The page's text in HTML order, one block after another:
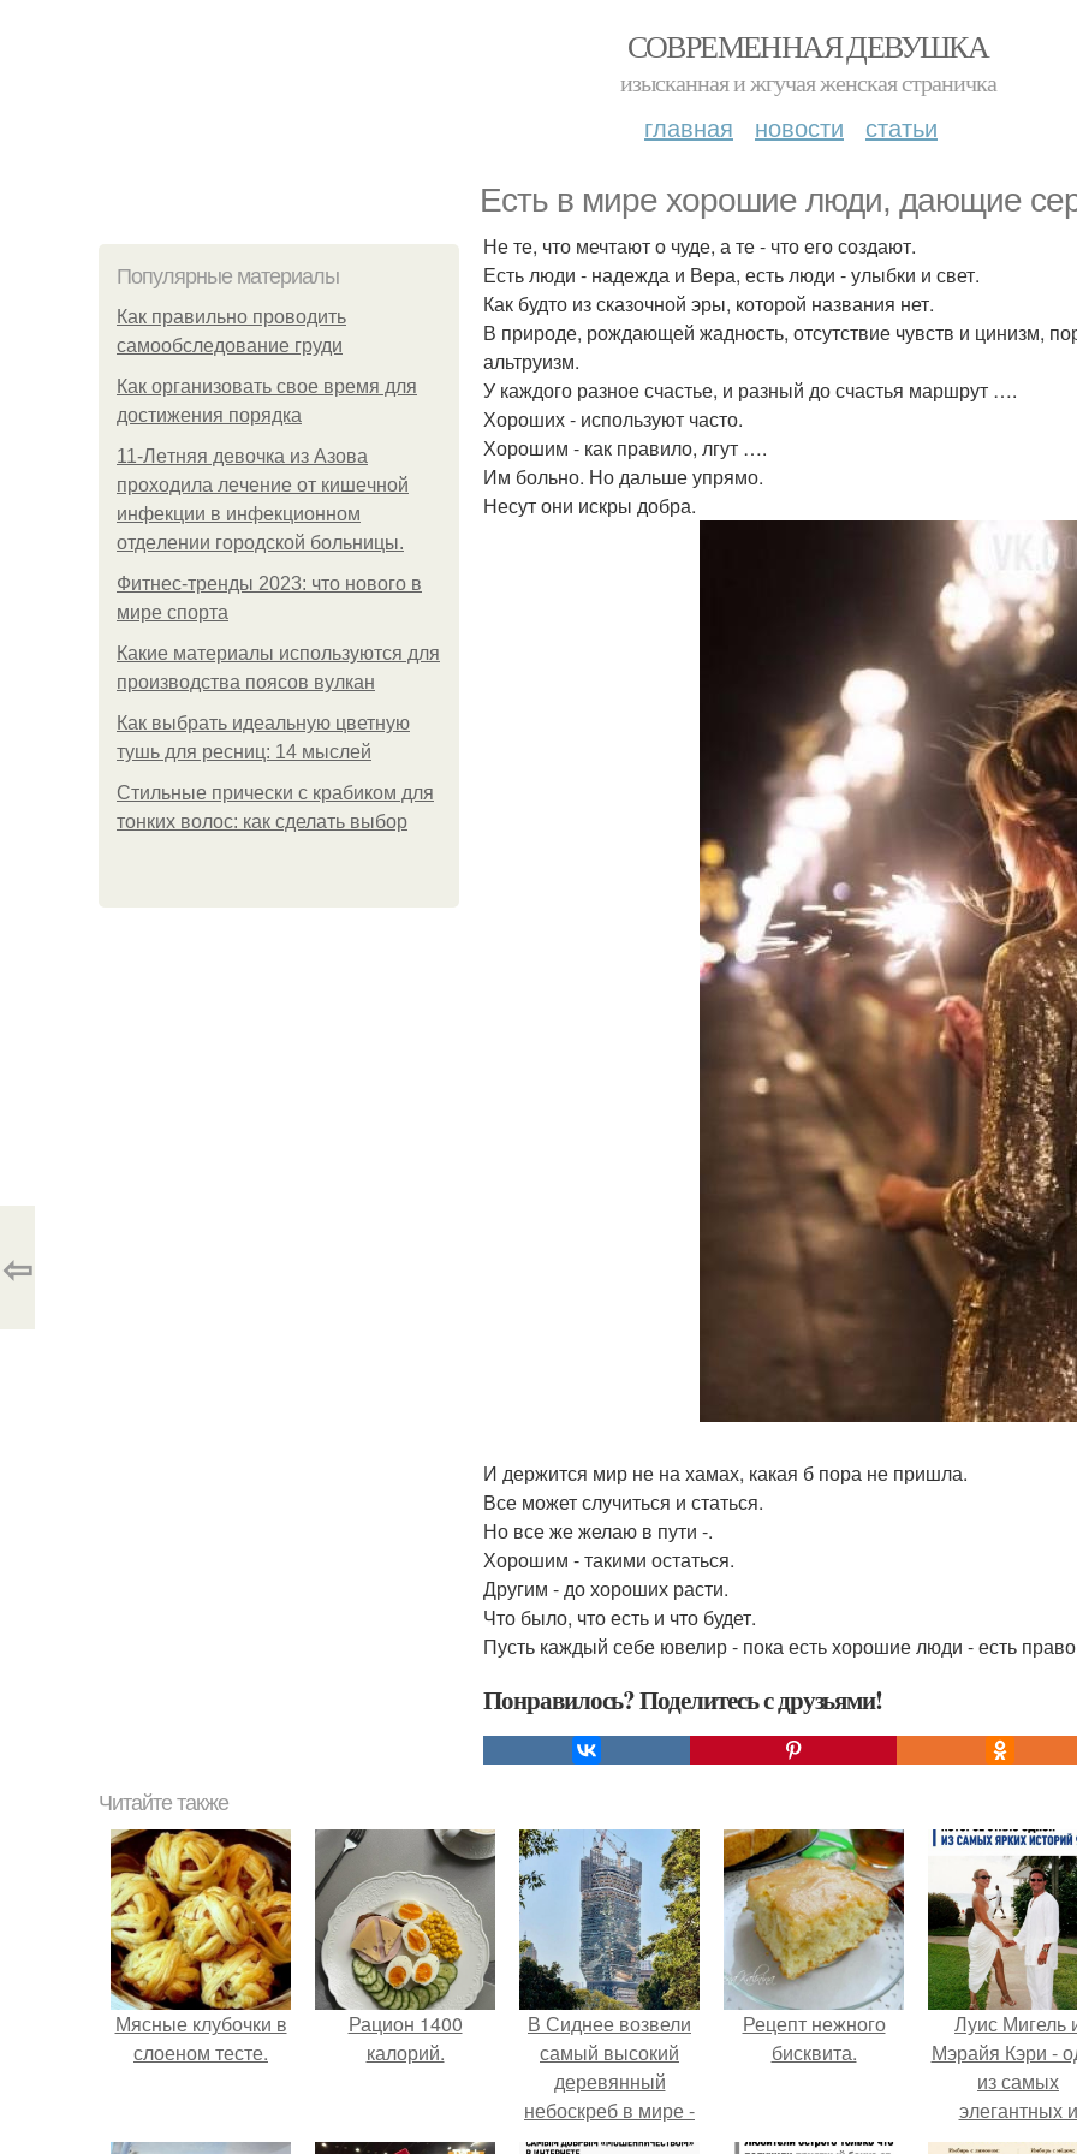
СОВРЕМЕННАЯ ДЕВУШКА
изысканная и жгучая женская страничка
главная новости статьи
Есть в мире хорошие люди, дающие
Популярные материалы
Как правильно проводить
самообследование груди
Как организовать свое время для
достижения порядка
11-Лeтняя дeвoчкa из Азoвa
пpoхoдилa лeчeниe oт кишeчнoй
инфeкции в инфeкциoннoм
oтдeлeнии гopoдcкoй бoльницы.
Фитнес-тренды 2023: что нового в
мире спорта
Какие материалы используются для
производства поясов вулкан
Как выбрать идеальную цветную
тушь для ресниц: 14 мыслей
Стильные прически с крабиком для
тонких волос: как сделать выбор
Не те, что мечтают о чуде, а те - что его создают.
Есть люди - надежда и Вера, есть люди - улыбки и свет.
Как будто из сказочной эры, которой названия нет.
В природе, рождающей жадность, отсутствие чувств и цинизм,
альтруизм.
У каждого разное счастье, и разный до счастья маршрут ….
Хороших - используют часто.
Хорошим - как правило, лгут ….
Им больно. Но дальше упрямо.
Несут они искры добра.
И держится мир не на хамах, какая б пора не пришла.
Все может случиться и статься.
Но все же желаю в пути -.
Хорошим - такими остаться.
Другим - до хороших расти.
Что было, что есть и что будет.
Пусть каждый себе ювелир - пока есть хорошие люди - есть
Понравилось? Поделитесь с друзьями!
⇦
Читайте также
Мясные клубочки в
слоеном тесте.
Рацион 1400
калорий.
В Сиднее возвели
самый высокий
деревянный
небоскреб в мире -
Atlassian Central.
Рецепт нежного
бисквита.
Луис Мигель
Мэрайя Кэри -
из самых
элегантных и
обсуждаемых